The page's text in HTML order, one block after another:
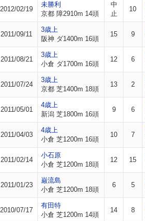
2012/02/19
未勝利
京都 障2910m 14頭
中
止
10
2011/09/11
3歳上
阪神 ダ1400m 16頭
15 9
2011/08/21
3歳上
小倉 ダ1700m 16頭
12 6
2011/07/24
3歳上
京都 芝1400m 18頭
13 2
2011/05/01
4歳上
新潟 芝1800m 16頭
9 6
2011/04/03
4歳上
小倉 芝1200m 16頭
10 7
2011/02/14
小石原
小倉 芝1200m 18頭
12 15
2011/01/23
巌流島
小倉 芝1200m 18頭
6 5
2010/07/17
有田特
小倉 芝1200m 14頭
14 8